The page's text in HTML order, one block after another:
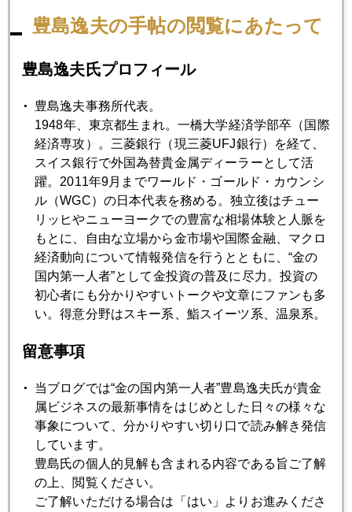
タイム！
2008年09月18日
2008年09月18日
第１部 金価格 歴史的な一日の上げ幅で急騰
2008年09月17日
ＡＩＧとＦＯＭＣに揺れる市場
2008年09月16日
９月危機織り込み１１月危機説へ
2008年09月12日
2008年09月11日
今週大儲けした人
2008年09月10日
豊島逸夫の手帖の閲覧にあたって
豊島逸夫氏プロフィール
豊島逸夫事務所代表。
1948年、東京都生まれ。一橋大学経済学部卒（国際
経済専攻）。三菱銀行（現三菱UFJ銀行）を経て、
スイス銀行で外国為替貴金属ディーラーとして活
躍。2011年9月までワールド・ゴールド・カウンシ
ル（WGC）の日本代表を務める。独立後はチュー
リッヒやニューヨークでの豊富な相場体験と人脈を
もとに、自由な立場から金市場や国際金融、マクロ
経済動向について情報発信を行うとともに、“金の
国内第一人者”として金投資の普及に尽力。投資の
初心者にも分かりやすいトークや文章にファンも多
い。得意分野はスキー系、鮨スイーツ系、温泉系。
留意事項
当ブログでは“金の国内第一人者”豊島逸夫氏が貴金
属ビジネスの最新事情をはじめとした日々の様々な
事象について、分かりやすい切り口で読み解き発信
しています。
豊島氏の個人的見解も含まれる内容である旨ご了解
の上、閲覧ください。
ご了解いただける場合は「はい」よりお進みくださ